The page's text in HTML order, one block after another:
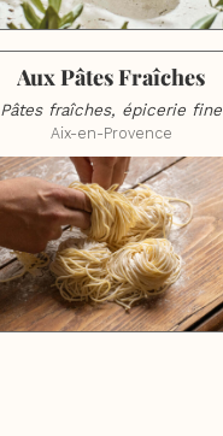
Aux Pâtes Fraîches
Pâtes fraîches, épicerie fine
Aix-en-Provence